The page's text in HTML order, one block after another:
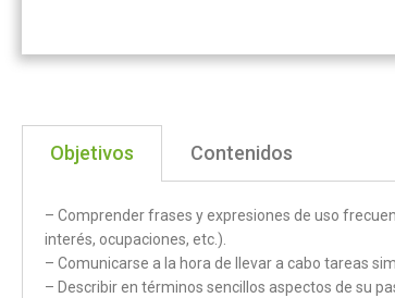
Objetivos Contenidos
– Comprender frases y expresiones de uso
interés, ocupaciones, etc.).
– Comunicarse a la hora de llevar a cabo tareas
– Describir en términos sencillos aspectos de su